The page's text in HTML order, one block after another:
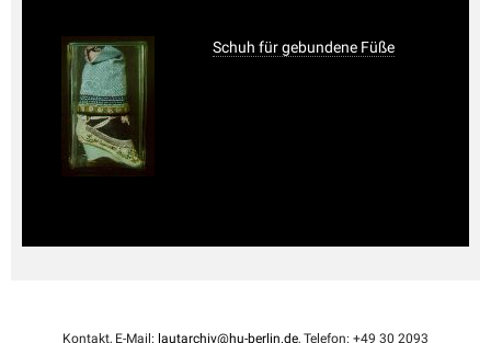
Schuh für gebundene Füße
Kontakt, E-Mail: lautarchiv@hu-berlin.de, Telefon: +49 30 2093